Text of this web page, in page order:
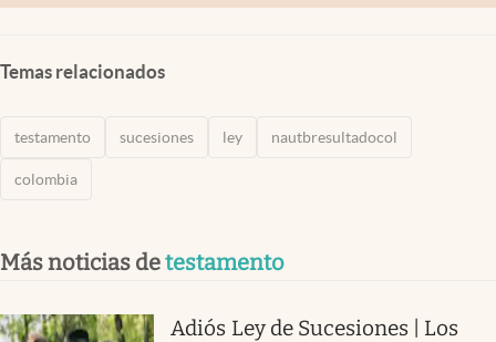
Temas relacionados
testamento sucesiones ley nautbresultadocol
colombia
Más noticias detestamento
Adiós Ley de Sucesiones | Los